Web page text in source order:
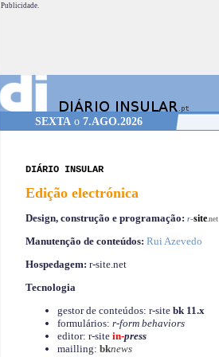
Publicidade.
SEXTAo 7.AGO.2026
DIÁRIO INSULAR
Edição electrónica
Design, construção e programação: r-site.net
Manutenção de conteúdos: Rui Azevedo
Hospedagem: r-site.net
Tecnologia
gestor de conteúdos: r-site bk 11.x
formulários: r-form behaviors
editor: r-site in-press
mailling: bknews